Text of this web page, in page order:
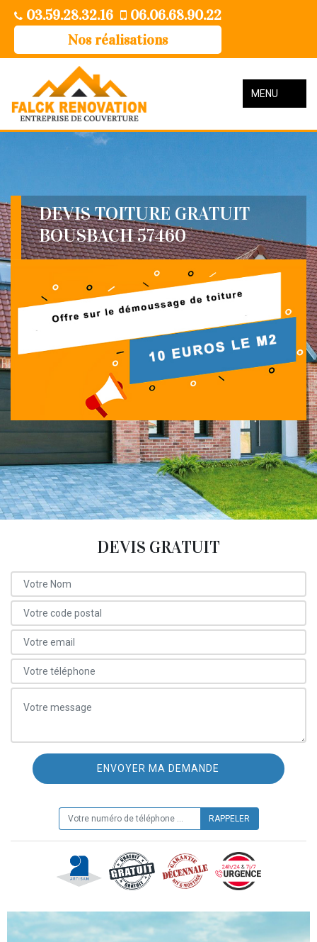
03.59.28.32.16
06.06.68.90.22
Nos réalisations
MENU
DEVIS TOITURE GRATUIT
BOUSBACH 57460
DEVIS GRATUIT